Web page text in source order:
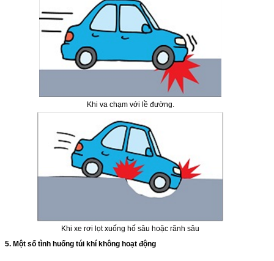
Khi va chạm với lề đường.
Khi xe rơi lọt xuống hố sâu hoặc rãnh sâu
5. Một số tình huống túi khí không hoạt động